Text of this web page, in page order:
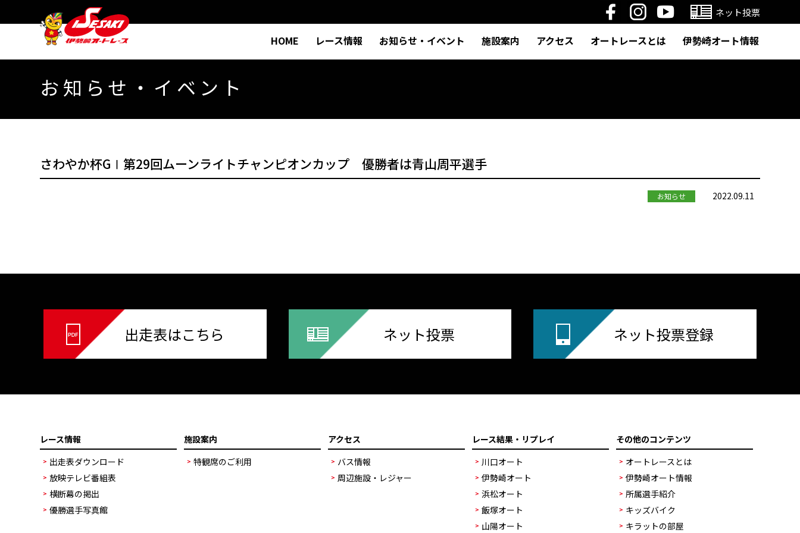
ネット投票
HOME レース情報 お知らせ・イベント 施設案内 アクセス オートレースとは 伊勢崎オート情報
お知らせ・イベント
さわやか杯GⅠ第29回ムーンライトチャンピオンカップ 優勝者は青山周平選手
お知らせ 2022.09.11
出走表はこちら ネット投票 ネット投票登録
レース情報
出走表ダウンロード
放映テレビ番組表
横断幕の掲出
優勝選手写真館
施設案内
特観席のご利用
アクセス
バス情報
周辺施設・レジャー
レース結果・リプレイ
川口オート
伊勢崎オート
浜松オート
飯塚オート
山陽オート
その他のコンテンツ
オートレースとは
伊勢崎オート情報
所属選手紹介
キッズバイク
キラットの部屋